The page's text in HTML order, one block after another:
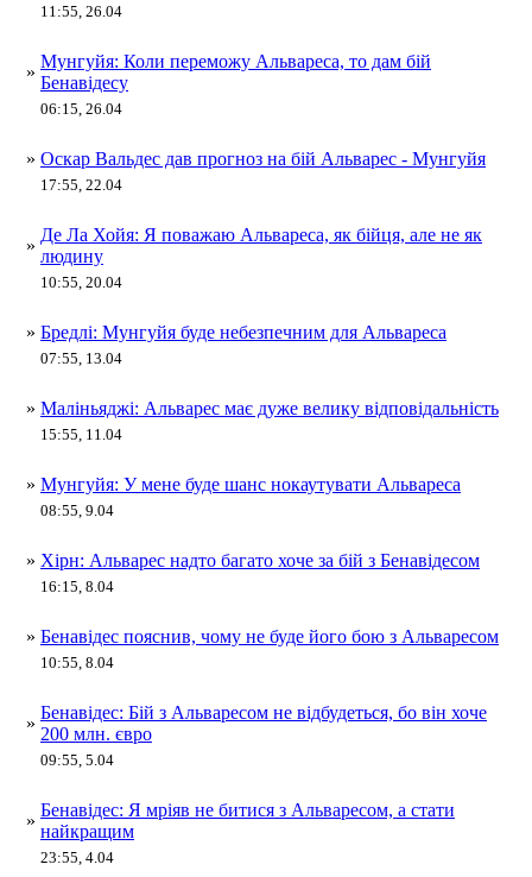
11:55, 26.04
»
Мунгуйя: Коли переможу Альвареса, то дам бій
Бенавідесу
06:15, 26.04
» Оскар Вальдес дав прогноз на бій Альварес - Мунгуйя
17:55, 22.04
»
Де Ла Хойя: Я поважаю Альвареса, як бійця, але не як
людину
10:55, 20.04
» Бредлі: Мунгуйя буде небезпечним для Альвареса
07:55, 13.04
» Маліньяджі: Альварес має дуже велику відповідальність
15:55, 11.04
» Мунгуйя: У мене буде шанс нокаутувати Альвареса
08:55, 9.04
» Хірн: Альварес надто багато хоче за бій з Бенавідесом
16:15, 8.04
» Бенавідес пояснив, чому не буде його бою з Альваресом
10:55, 8.04
»
Бенавідес: Бій з Альваресом не відбудеться, бо він хоче
200 млн. євро
09:55, 5.04
»
Бенавідес: Я мріяв не битися з Альваресом, а стати
найкращим
23:55, 4.04